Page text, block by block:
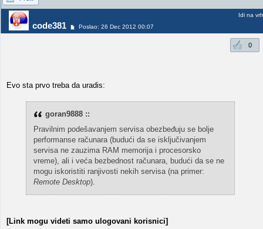
code381 Poslao: 26 Dec 2012 00:07
Idi na vrh
0
Evo sta prvo treba da uradis:
goran9888 ::
Pravilnim podešavanjem servisa obezbeđuju se bolje
performanse računara (budući da se isključivanjem
servisa ne zauzima RAM memorija i procesorsko
vreme), ali i veća bezbednost računara, budući da se ne
mogu iskoristiti ranjivosti nekih servisa (na primer:
Remote Desktop).
[Link mogu videti samo ulogovani korisnici]